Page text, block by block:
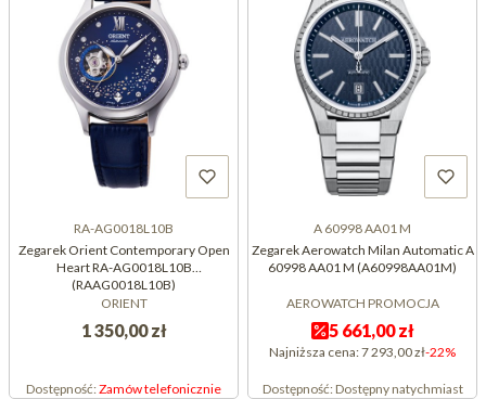
RA-AG0018L10B
Zegarek Orient Contemporary Open
Heart RA-AG0018L10B
(RAAG0018L10B)
ORIENT
1 350,00 zł
Dostępność:Zamów telefonicznie
A 60998 AA01 M
Zegarek Aerowatch Milan Automatic A
60998 AA01 M (A60998AA01M)
AEROWATCH PROMOCJA
5 661,00 zł
Najniższa cena:7 293,00 zł-22%
Dostępność:Dostępny natychmiast